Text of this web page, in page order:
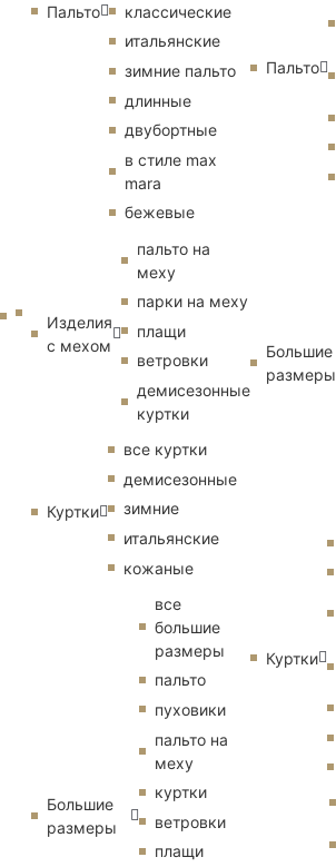
Пальто
классические
итальянские
зимние пальто
длинные
двубортные
в стиле max
mara
бежевые
Изделия
с мехом
пальто на
меху
парки на меху
плащи
ветровки
демисезонные
куртки
Куртки
все куртки
демисезонные
зимние
итальянские
кожаные
Большие
размеры
все
большие
размеры
пальто
пуховики
пальто на
меху
куртки
ветровки
плащи
Пальто
Большие
размеры
Куртки